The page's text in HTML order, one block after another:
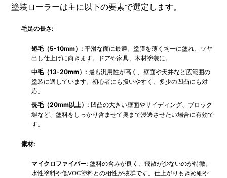
塗装ローラーは主に以下の要素で選定します。
毛足の長さ:
短毛（5-10mm）: 平滑な面に最適。塗膜を薄く均一に塗れ、ツヤ
出し仕上げに向きます。ドアや家具、木材塗装に。
中毛（13-20mm）: 最も汎用性が高く、壁面や天井など広範囲の
塗装に適しています。初心者にも扱いやすく、多少の凹凸にも対
応。
長毛（20mm以上）: 凹凸の大きい壁面やサイディング、ブロック
塀など、塗料をしっかり含ませて奥まで浸透させたい場合に有効で
す。
素材:
マイクロファイバー: 塗料の含みが良く、飛散が少ないのが特徴。
水性塗料や低VOC塗料との相性が抜群です。仕上がりもきめ細や